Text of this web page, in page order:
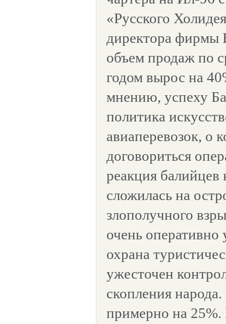
«Русского
директора фирмы
объем продаж по
годом вырос на
мнению, успеху
политика
авиаперевозок, о
договориться
реакция балийцев
сложилась на
злополучного
очень оперативно
охрана
ужесточен
скопления
примерно на